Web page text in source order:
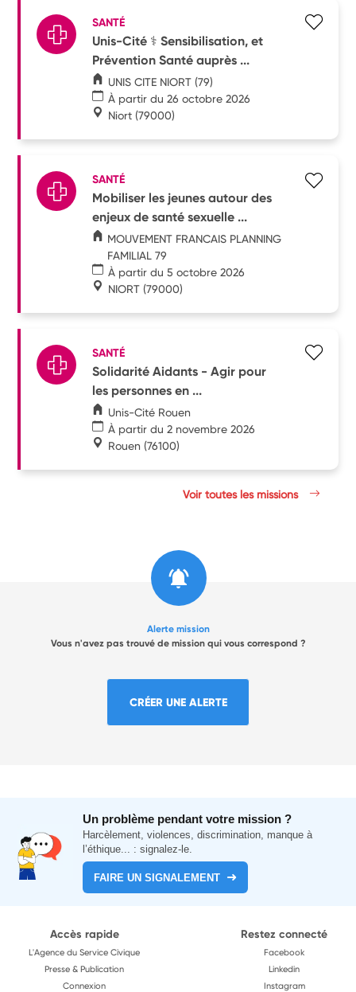
SANTÉ
Unis-Cité ⚕️ Sensibilisation, et
Prévention Santé auprès ...
UNIS CITE NIORT (79)
À partir du 26 octobre 2026
Niort (79000)
SANTÉ
Mobiliser les jeunes autour des
enjeux de santé sexuelle ...
MOUVEMENT FRANCAIS PLANNING
FAMILIAL 79
À partir du 5 octobre 2026
NIORT (79000)
SANTÉ
Solidarité Aidants - Agir pour
les personnes en ...
Unis-Cité Rouen
À partir du 2 novembre 2026
Rouen (76100)
Voir toutes les missions
Alerte mission
Vous n'avez pas trouvé de mission qui vous correspond ?
CRÉER UNE ALERTE
Un problème pendant votre mission ?
Harcèlement, violences, discrimination, manque à
l’éthique... : signalez-le.
FAIRE UN SIGNALEMENT
Accès rapide
L'Agence du Service Civique
Presse & Publication
Connexion
Restez connecté
Facebook
Linkedin
Instagram